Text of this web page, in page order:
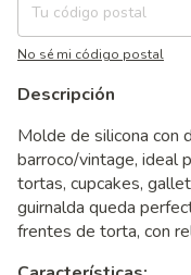
No sé mi código postal
Descripción
Molde de silicona con
barroco/vintage, ideal
tortas, cupcakes,
guirnalda queda
frentes de torta, con